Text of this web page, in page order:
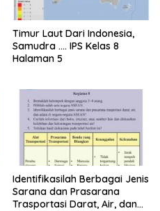
Timur Laut Dari Indonesia,
Samudra …. IPS Kelas 8
Halaman 5
Identifikasilah Berbagai Jenis
Sarana dan Prasarana
Trasportasi Darat, Air, dan